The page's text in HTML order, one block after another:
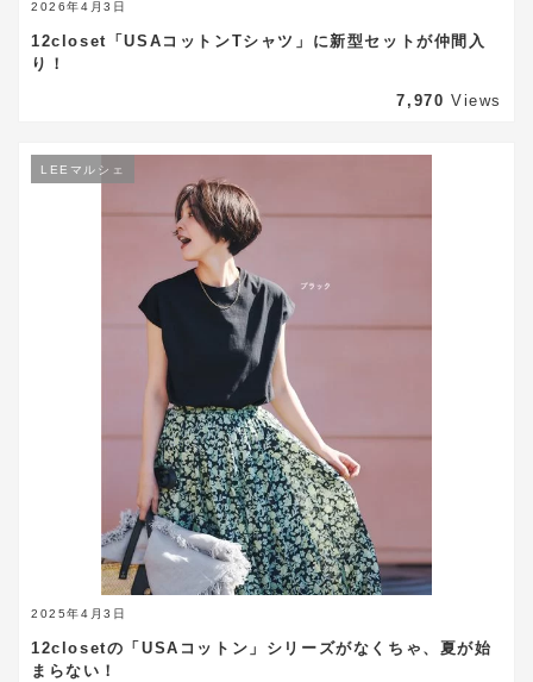
2026年4月3日
12closet「USAコットンTシャツ」に新型セットが仲間入
り！
7,970 Views
2025年4月3日
LEEマルシェ
12closetの「USAコットン」シリーズがなくちゃ、夏が始
まらない！